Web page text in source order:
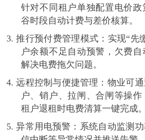
针对不同租户单独配置电价政
谷时段自动计费与差价核算。
3.推行预付费管理模式 ：实现“先
户余额不足自动预警，欠费
解决电费拖欠问题。
4.远程控制与便捷管理 ：物业可
户、销户、拉闸、合闸等操
租户退租时电费清算一键完成。
5.异常用电预警 ：系统自动监测